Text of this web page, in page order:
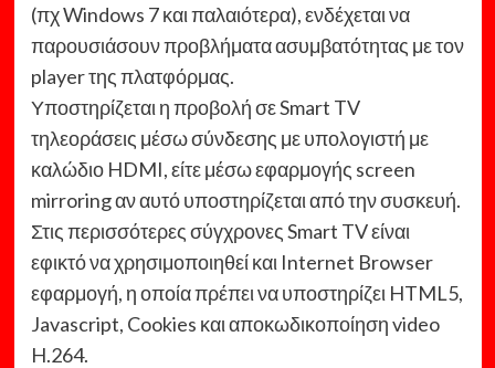
(πχ Windows 7 και παλαιότερα), ενδέχεται να
παρουσιάσουν προβλήματα ασυμβατότητας με τον
player της πλατφόρμας.
Υποστηρίζεται η προβολή σε Smart TV
τηλεοράσεις μέσω σύνδεσης με υπολογιστή με
καλώδιο HDMI, είτε μέσω εφαρμογής screen
mirroring αν αυτό υποστηρίζεται από την συσκευή.
Στις περισσότερες σύγχρονες Smart TV είναι
εφικτό να χρησιμοποιηθεί και Internet Browser
εφαρμογή, η οποία πρέπει να υποστηρίζει HTML5,
Javascript, Cookies και αποκωδικοποίηση video
H.264.